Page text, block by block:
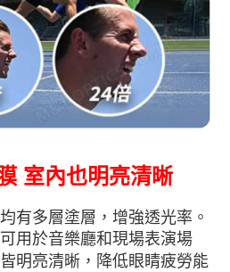
室內也明亮清晰
有多層塗層，增強透光率。
用於音樂廳和現場表演場
明亮清晰，降低眼睛疲勞能